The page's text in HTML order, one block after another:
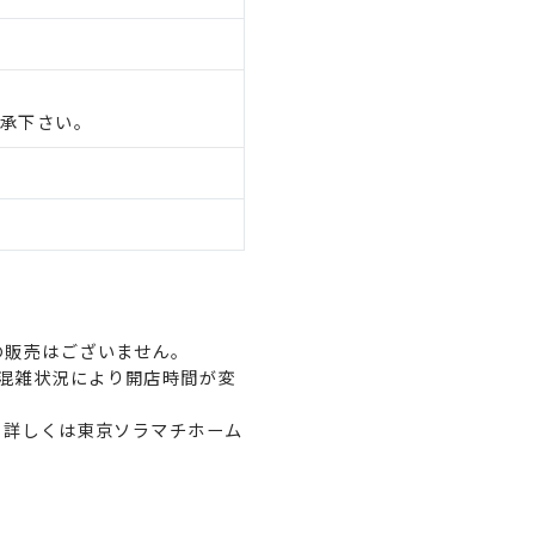
下さい。
売はございません。
雑状況により開店時間が変
しくは東京ソラマチホーム